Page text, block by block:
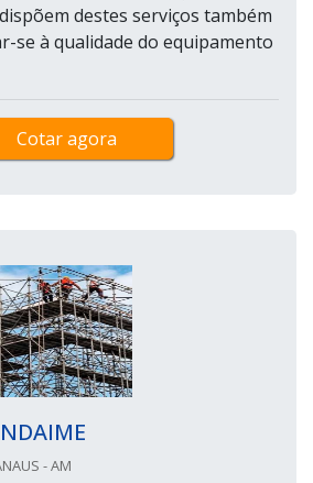
destes serviços também
se à qualidade do equipamento
Cotar agora
- AM